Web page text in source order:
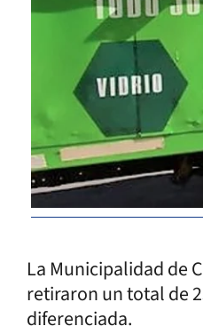
La Municipalidad de
retiraron un total de
diferenciada.